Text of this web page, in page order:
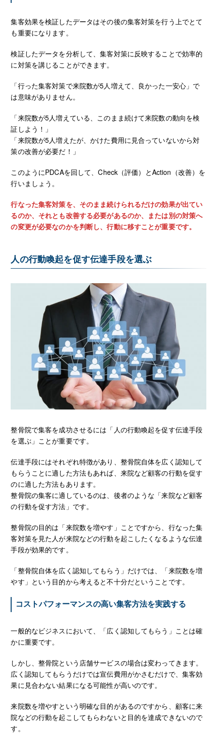
集客効果を検証したデータはその後の集客対策を行う上でとて
も重要になります。
検証したデータを分析して、集客対策に反映することで効率的
に対策を講じることができます。
「行った集客対策で来院数が5人増えて、良かった一安心」で
は意味がありません。
「来院数が5人増えている、このまま続けて来院数の動向を検
証しよう！」
「来院数が5人増えたが、かけた費用に見合っていないから対
策の改善が必要だ！」
このようにPDCAを回して、Check（評価）とAction（改善）を
行いましょう。
行なった集客対策を、そのまま続けられるだけの効果が出てい
るのか、それとも改善する必要があるのか、または別の対策へ
の変更が必要なのかを判断し、行動に移すことが重要です。
人の行動喚起を促す伝達手段を選ぶ
整骨院で集客を成功させるには「人の行動喚起を促す伝達手段
を選ぶ」ことが重要です。
伝達手段にはそれぞれ特徴があり、整骨院自体を広く認知して
もらうことに適した方法もあれば、来院など顧客の行動を促す
のに適した方法もあります。
整骨院の集客に適しているのは、後者のような「来院など顧客
の行動を促す方法」です。
整骨院の目的は「来院数を増やす」ことですから、行なった集
客対策を見た人が来院などの行動を起こしたくなるような伝達
手段が効果的です。
「整骨院自体を広く認知してもらう」だけでは、「来院数を増
やす」という目的から考えると不十分だということです。
コストパフォーマンスの高い集客方法を実践する
一般的なビジネスにおいて、「広く認知してもらう」ことは確
かに重要です。
しかし、整骨院という店舗サービスの場合は変わってきます。
広く認知してもらうだけでは宣伝費用がかさむだけで、集客効
果に見合わない結果になる可能性が高いのです。
来院数を増やすという明確な目的があるのですから、顧客に来
院などの行動を起こしてもらわないと目的を達成できないので
す。